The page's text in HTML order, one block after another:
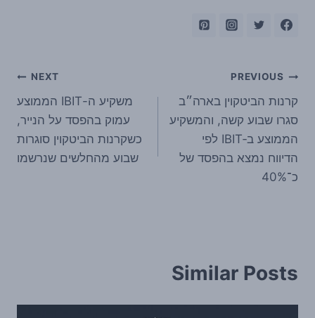
ניווט
PREVIOUS
קרנות הביטקוין בארה״ב
סגרו שבוע קשה, והמשקיע
הממוצע ב‑IBIT לפי
הדיווח נמצא בהפסד של
כ־40%
NEXT
משקיע ה-IBIT הממוצע
עמוק בהפסד על הנייר,
כשקרנות הביטקוין סוגרות
שבוע מהחלשים שנרשמו
Similar Posts